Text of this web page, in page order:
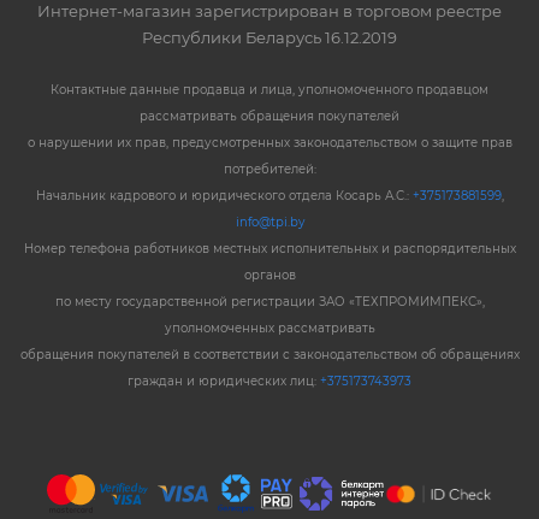
Интернет-магазин зарегистрирован в торговом реестре
Республики Беларусь 16.12.2019
Контактные данные продавца и лица, уполномоченного продавцом
рассматривать обращения покупателей
о нарушении их прав, предусмотренных законодательством о защите прав
потребителей:
Начальник кадрового и юридического отдела Косарь А.С.: +375173881599,
info@tpi.by
Номер телефона работников местных исполнительных и распорядительных
органов
по месту государственной регистрации ЗАО «ТЕХПРОМИМПЕКС»,
уполномоченных рассматривать
обращения покупателей в соответствии с законодательством об обращениях
граждан и юридических лиц: +375173743973